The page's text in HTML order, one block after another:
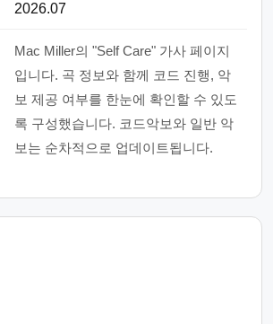
2026.07
Mac Miller의 "Self Care" 가사 페이지
입니다. 곡 정보와 함께 코드 진행, 악
보 제공 여부를 한눈에 확인할 수 있도
록 구성했습니다. 코드악보와 일반 악
보는 순차적으로 업데이트됩니다.